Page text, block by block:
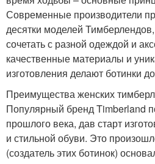
Современные производители
десятки моделей
сочетать с разной одеждой и
качественные материалы и
изготовления делают ботинки
Преимущества женских
Популярный бренд Timberland
прошлого века, дав старт
и стильной обуви. Это
(создатель этих ботинок)